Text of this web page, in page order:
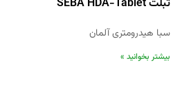
تبلت SEBA HDA-Tablet
سبا هیدرومتری آلمان
بیشتر بخوانید »